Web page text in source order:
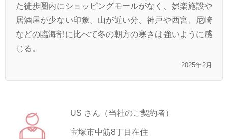
た徒歩圏内にショッピングモールがなく、娯楽施設や
居酒屋が少ない印象。山が近い分、神戸や西宮、尼崎
などの臨海部に比べて冬の朝方の寒さは強いように感
じる。
2025年2月
US さん（当社のご契約者）
宝塚市中筋8丁目在住